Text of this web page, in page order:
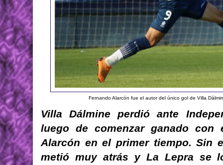
Fernando Alarcón fue el autor del único gol de Villa
Villa Dálmine perdió ante
luego de comenzar ganado
Alarcón en el primer tiempo. Sin
metió muy atrás y La Lepra se